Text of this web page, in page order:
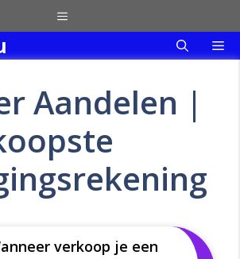
Menu
Aandelen |
verkoop je een